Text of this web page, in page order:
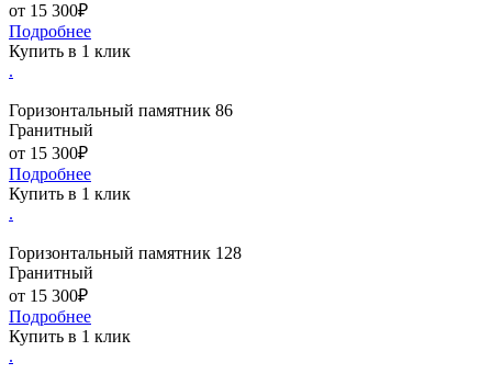
от 15 300₽
Подробнее
Купить в 1 клик
.
Горизонтальный памятник 86
Гранитный
от 15 300₽
Подробнее
Купить в 1 клик
.
Горизонтальный памятник 128
Гранитный
от 15 300₽
Подробнее
Купить в 1 клик
.